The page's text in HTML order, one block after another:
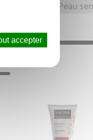
sèche et Peau
accepter